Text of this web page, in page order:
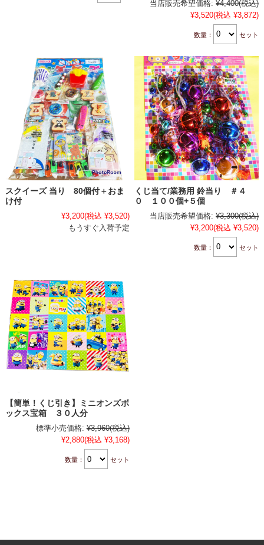
当店販売希望価格: ¥4,400(税込)
¥3,520(税込 ¥3,872)
数量： セット
スクイーズ 当り 80個付＋おま
け付
¥3,200(税込 ¥3,520)
もうすぐ入荷予定
くじ当て/業務用 鈴当り ＃４
０ １００個+５個
当店販売希望価格: ¥3,300(税込)
¥3,200(税込 ¥3,520)
数量： セット
【簡単！くじ引き】ミニオンズボ
ックス宝箱 ３０人分
標準小売価格: ¥3,960(税込)
¥2,880(税込 ¥3,168)
数量： セット